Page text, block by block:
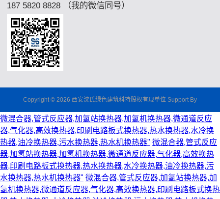
187 5820 8828 （我的微信同号）
Copyright © 2026 西安沈氏绿色建筑科持股权有现单位 Support By
微混合器,管式反应器,加氢站换热器,加氢机换热器,微通道反应
器,气化器,高效换热器,印刷电路板式换热器,热水换热器,水冷换
热器,油冷换热器,污水换热器,热水机换热器" 微混合器,管式反应
器,加氢站换热器,加氢机换热器,微通道反应器,气化器,高效换热
器,印刷电路板式换热器,热水换热器,水冷换热器,油冷换热器,污
水换热器,热水机换热器" 微混合器,管式反应器,加氢站换热器,加
氢机换热器,微通道反应器,气化器,高效换热器,印刷电路板式换热